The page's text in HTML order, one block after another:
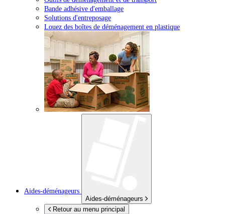
Bande adhésive d'emballage
Solutions d'entreposage
Louez des boîtes de déménagement en plastique
Aides-déménageurs
Aides-déménageurs
Retour au menu principal